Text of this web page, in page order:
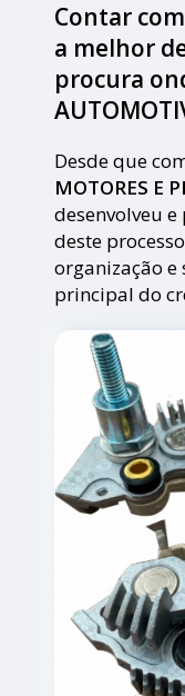
Contar com
a melhor
procura
Desde que
MOTORES E
desenvolveu
deste
organização
principal do